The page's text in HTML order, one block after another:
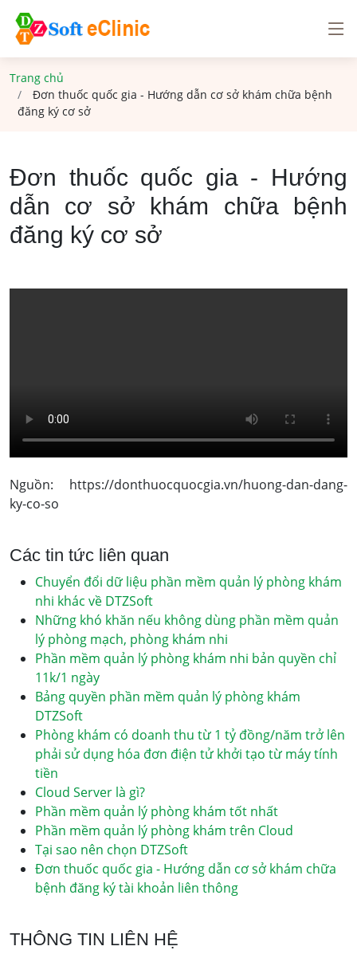
Trang chủ
Đơn thuốc quốc gia - Hướng dẫn cơ sở khám chữa bệnh
đăng ký cơ sở
Đơn thuốc quốc gia - Hướng
dẫn cơ sở khám chữa bệnh
đăng ký cơ sở
Nguồn: https://donthuocquocgia.vn/huong-dan-dang-
ky-co-so
Các tin tức liên quan
Chuyển đổi dữ liệu phần mềm quản lý phòng khám
nhi khác về DTZSoft
Những khó khăn nếu không dùng phần mềm quản
lý phòng mạch, phòng khám nhi
Phần mềm quản lý phòng khám nhi bản quyền chỉ
11k/1 ngày
Bảng quyền phần mềm quản lý phòng khám
DTZSoft
Phòng khám có doanh thu từ 1 tỷ đồng/năm trở lên
phải sử dụng hóa đơn điện tử khởi tạo từ máy tính
tiền
Cloud Server là gì?
Phần mềm quản lý phòng khám tốt nhất
Phần mềm quản lý phòng khám trên Cloud
Tại sao nên chọn DTZSoft
Đơn thuốc quốc gia - Hướng dẫn cơ sở khám chữa
bệnh đăng ký tài khoản liên thông
THÔNG TIN LIÊN HỆ